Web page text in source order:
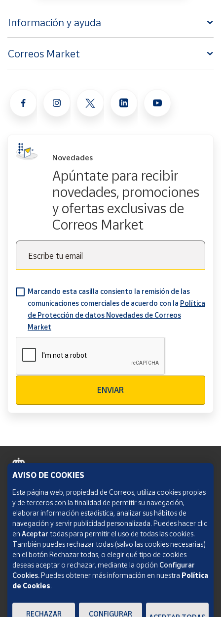
Información y ayuda
Correos Market
Novedades
Apúntate para recibir
novedades, promociones
y ofertas exclusivas de
Correos Market
Escribe tu email
Marcando esta casilla consiento la remisión de las
comunicaciones comerciales de acuerdo con la Política
de Protección de datos Novedades de Correos
Market
ENVIAR
Política de cookies
Aviso legal
Condiciones del servicio
Política de Privacidad Web
Informe de transparencia
SOCIEDAD ESTATAL CORREOS Y TELÉGRAFOS, S.A., S.M.E. Todos los derechos
AVISO DE COOKIES
Esta página web, propiedad de Correos, utiliza cookies propias
y de terceros con la finalidad de permitir su navegación,
elaborar información estadística, analizar sus hábitos de
navegación y servir publicidad personalizada. Puedes hacer clic
en Aceptar todas para permitir el uso de todas las cookies.
También puedes rechazar todas (salvo las cookies necesarias)
en el botón Rechazar todas, o elegir qué tipo de cookies
deseas aceptar o rechazar, mediante la opción Configurar
Cookies.Puedes obtener más información en nuestra Política
de Cookies.
RECHAZAR
CONFIGURAR